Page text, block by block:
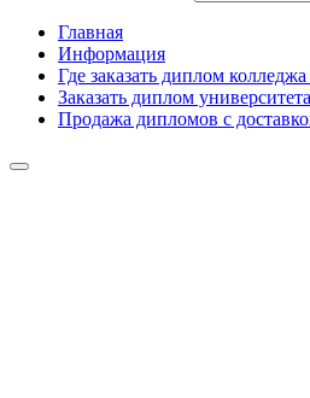
Главная
Информация
Где заказать диплом
Заказать диплом
Продажа дипломов с